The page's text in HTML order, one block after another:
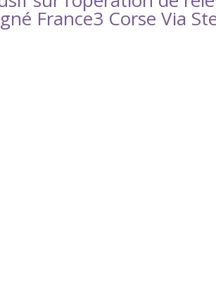
France3 Corse Via